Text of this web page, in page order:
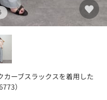
ーブスラックスを着用した
）